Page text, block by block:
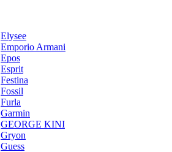
Elysee
Emporio Armani
Epos
Esprit
Festina
Fossil
Furla
Garmin
GEORGE KINI
Gryon
Guess